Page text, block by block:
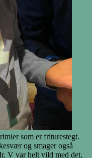
som er friturestegt.
og smager også
V var helt vild med det,